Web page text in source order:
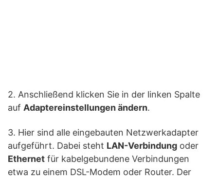
2. Anschließend klicken Sie in der linken Spalte
auf Adaptereinstellungen ändern.
3. Hier sind alle eingebauten Netzwerkadapter
aufgeführt. Dabei steht LAN-Verbindung oder
Ethernet für kabelgebundene Verbindungen
etwa zu einem DSL-Modem oder Router. Der